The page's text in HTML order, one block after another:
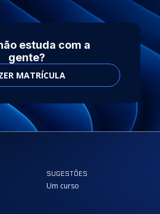
estuda com a
gente?
MATRÍCULA
SUGESTÕES
Um curso